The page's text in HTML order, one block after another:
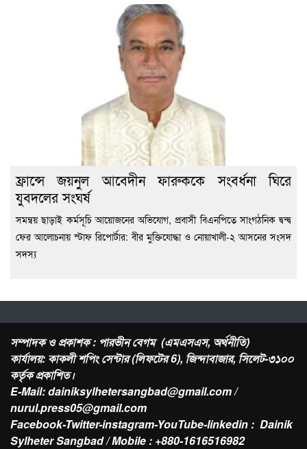
ফ্রান্সে জয়নুল আবেদীন ফারুককে সংবর্ধনা ঘিরে
যুবদলের সংঘর্ষ
সমন্বয় ছাড়াই কর্মসূচি আয়োজনের অভিযোগ, প্রবাসী বিএনপিতে সাংগঠনিক দ্বন্দ্ব
ফের আলোচনায় স্টাফ রিপোর্টার: বীর মুক্তিযোদ্ধা ও নোয়াখালী-২ আসনের সংসদ
সদস্য
সম্পাদক ও প্রকাশক : পারভীন বেগম (এমএসএস, অর্থনীতি)
কার্যালয়: কাকলী শপিং সেন্টার (লিফটের 6), জিন্দাবাজার, সিলেট-৩১০০
কর্তৃক প্রকাশিত।
E-Mail: dainiksylhetersangbad@gmail.com /
nurul.press05@gmail.com
Facebook-Twitter-instagram-YouTube-linkedin : Dainik
Sylheter Sangbad / Mobile : +880-1616516982